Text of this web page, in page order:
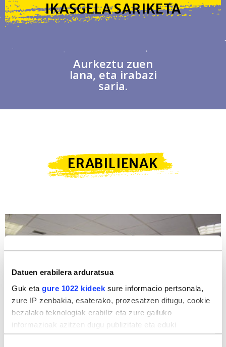
Datuen erabilera arduratsua
Guk eta gure 1022 kideek sure informacio pertsonala,
zure IP zenbakia, esaterako, prozesatzen ditugu, cookie
bezalako teknologiak erabiliz eta zure gailuko
informazioak azitzen dugu publizitate eta eduki
pertsonalizatua, publizitatearen eta edukiaren neurketa,
IKASGELA SARIKETA
Aurkeztu zuen
lana, eta irabazi
saria.
ERABILIENAK